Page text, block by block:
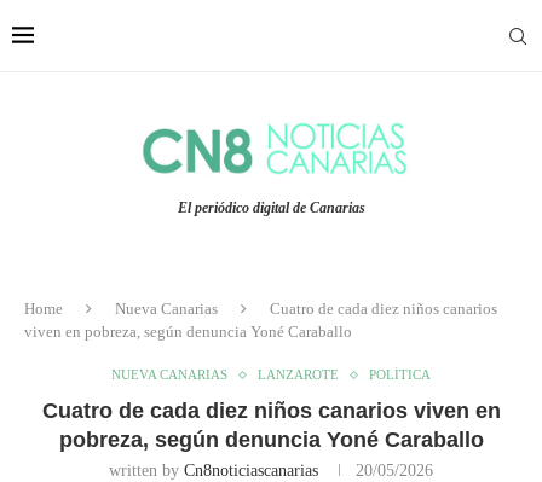
El periódico digital de Canarias
Home Nueva Canarias
Cuatro de cada diez niños canarios
viven en pobreza, según denuncia Yoné Caraballo
NUEVA CANARIAS LANZAROTE POLÍTICA
Cuatro de cada diez niños canarios viven en
pobreza, según denuncia Yoné Caraballo
written by Cn8noticiascanarias 20/05/2026